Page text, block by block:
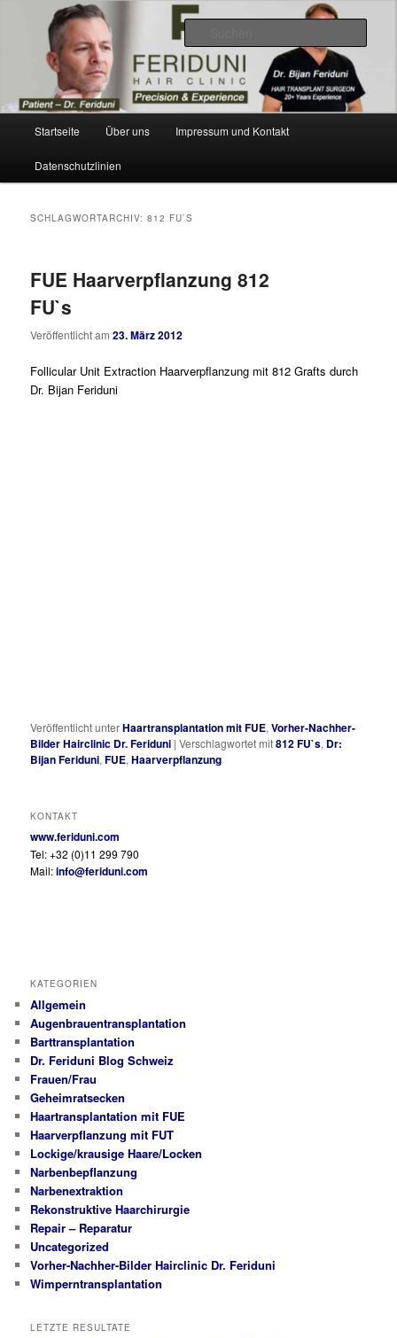
sekundären
Dr. Feriduni Haartransplantation –
Blog Schweiz
Videos, Resultate, Bilder
Startseite Über uns Impressum und Kontakt
Datenschutzlinien
SCHLAGWORTARCHIV:812 FU`S
FUE Haarverpflanzung 812
FU`s
Veröffentlicht am23. März 2012
Follicular Unit Extraction Haarverpflanzung mit 812 Grafts durch
Dr. Bijan Feriduni
Veröffentlicht unterHaartransplantation mit FUE,Vorher-Nachher-
Bilder Hairclinic Dr. Feriduni |Verschlagwortet mit812 FU`s, Dr:
Bijan Feriduni,FUE,Haarverpflanzung
KONTAKT
www.feriduni.com
Tel: +32 (0)11 299 790
Mail:info@feriduni.com
KATEGORIEN
Allgemein
Augenbrauentransplantation
Barttransplantation
Dr. Feriduni Blog Schweiz
Frauen/Frau
Geheimratsecken
Haartransplantation mit FUE
Haarverpflanzung mit FUT
Lockige/krausige Haare/Locken
Narbenbepflanzung
Narbenextraktion
Rekonstruktive Haarchirurgie
Repair – Reparatur
Uncategorized
Vorher-Nachher-Bilder Hairclinic Dr. Feriduni
Wimperntransplantation
LETZTE RESULTATE